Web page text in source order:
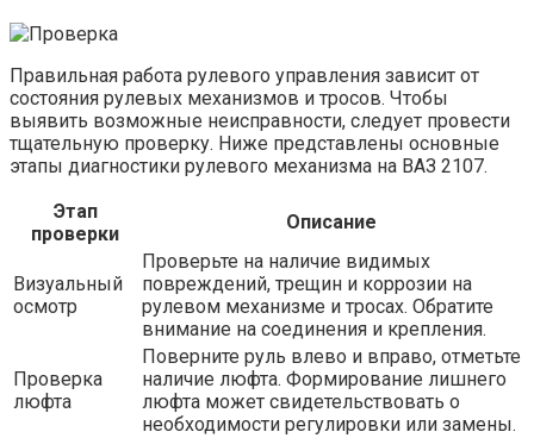
Правильная работа рулевого управления зависит от
состояния рулевых механизмов и тросов. Чтобы
выявить возможные неисправности, следует провести
тщательную проверку. Ниже представлены основные
этапы диагностики рулевого механизма на ВАЗ 2107.
Этап
проверки
Описание
Визуальный
осмотр
Проверьте на наличие видимых
повреждений, трещин и коррозии на
рулевом механизме и тросах. Обратите
внимание на соединения и крепления.
Проверка
люфта
Поверните руль влево и вправо, отметьте
наличие люфта. Формирование лишнего
люфта может свидетельствовать о
необходимости регулировки или замены.